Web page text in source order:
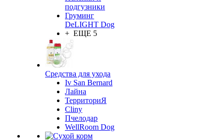
подгузники
Груминг
DeLIGHT Dog
+ ЕЩЕ 5
Средства для ухода
Iv San Bernard
Лайна
ТерриториЯ
Cliny
Пчелодар
WellRoom Dog